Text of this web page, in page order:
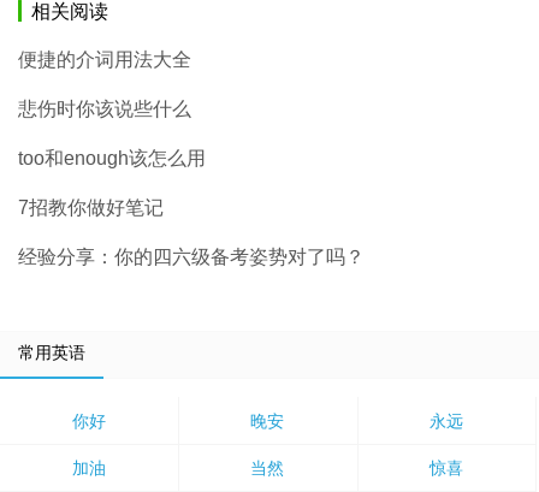
相关阅读
便捷的介词用法大全
悲伤时你该说些什么
too和enough该怎么用
7招教你做好笔记
经验分享：你的四六级备考姿势对了吗？
常用英语
你好 晚安 永远
加油 当然 惊喜